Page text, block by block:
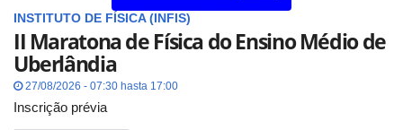
INSTITUTO DE FÍSICA (INFIS)
II Maratona de Física do Ensino Médio de
Uberlândia
27/08/2026 - 07:30 hasta 17:00
Inscrição prévia